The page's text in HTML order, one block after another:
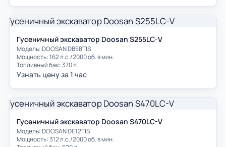
Гусеничный экскаватор Doosan S255LC-V
Модель: DOOSAN DB58TIS
Мощность: 162 л.с./2000 об. в мин.
Топливный бак: 370 л.
Узнать цену за 1 час
Гусеничный экскаватор Doosan S470LC-V
Модель: DOOSAN DE12TIS
Мощность: 312 л.с./2000 об. в мин.